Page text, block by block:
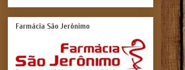
Farmácia São Jerônimo